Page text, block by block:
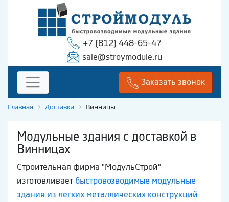
+7 (812) 448-65-47
sale@stroymodule.ru
Заказать звонок
Главная Доставка Винницы
Модульные здания с доставкой в
Винницах
Строительная фирма "МодульСтрой"
изготовливает быстровозводимые модульные
здания из легких металлических конструкций